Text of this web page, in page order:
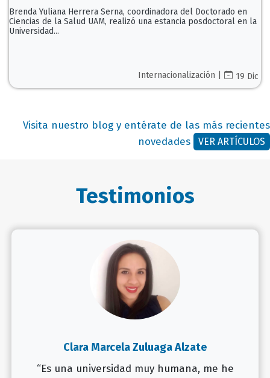
Brenda Yuliana Herrera Serna, coordinadora del Doctorado en
Ciencias de la Salud UAM, realizó una estancia posdoctoral en la
Universidad...
Internacionalización | 19 Dic
Visita nuestro blog y entérate de las más recientes
novedades
VER ARTÍCULOS
Testimonios
Clara Marcela Zuluaga Alzate
“Es una universidad muy humana, me he